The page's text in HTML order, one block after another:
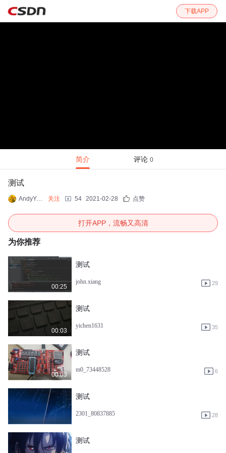
下载APP
简介 评论 0
测试
AndyYuan10000 关注 54 2021-02-28 点赞
打开APP，流畅又高清
为你推荐
00:25
测试
john.xiang 29
00:03
测试
yichen1631 35
00:03
测试
m0_73448528 6
测试
2301_80837885 28
测试